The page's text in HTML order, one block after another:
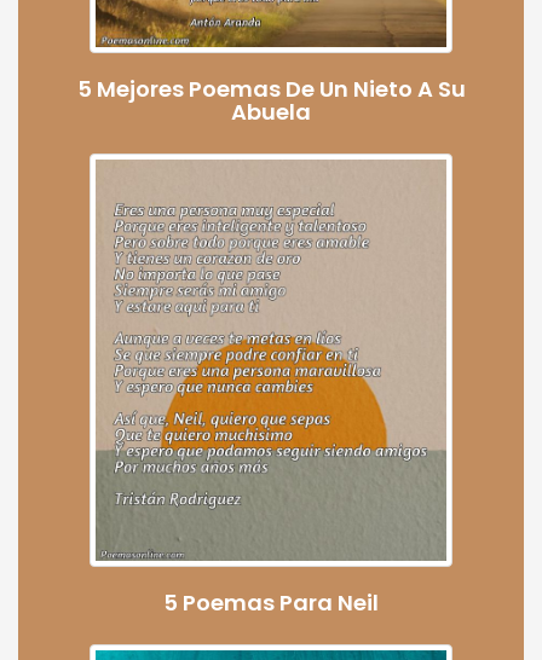
5 Mejores Poemas De Un Nieto A Su
Abuela
5 Poemas Para Neil